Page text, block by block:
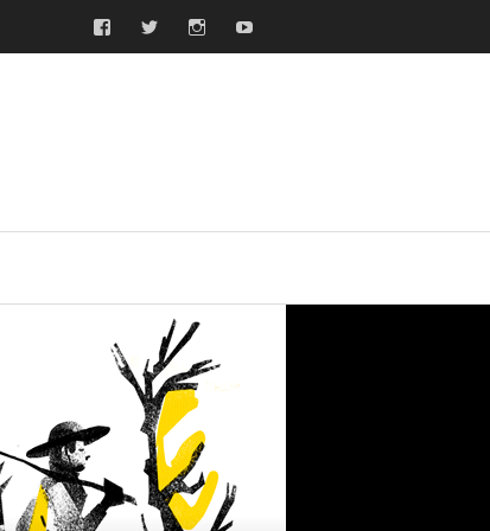
FacebookTwitterInstagram